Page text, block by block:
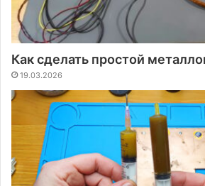
Как сделать простой
19.03.2026